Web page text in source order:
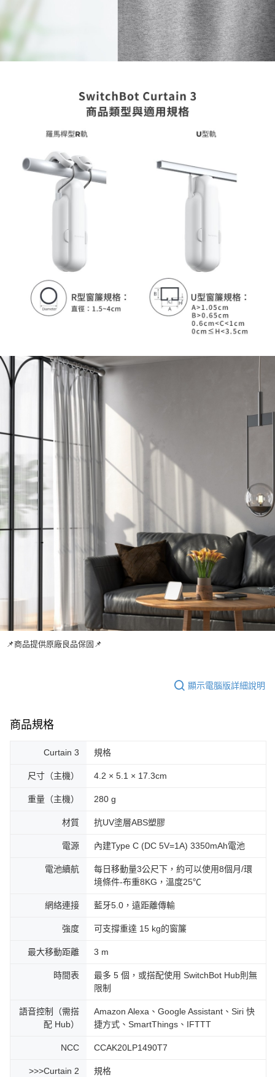
📌商品提供原廠良品保固📌
顯示電腦版詳細說明
商品規格
Curtain 3 規格
尺寸（主機） 4.2 × 5.1 × 17.3cm
重量（主機） 280 g
材質 抗UV塗層ABS塑膠
電源 內建Type C (DC 5V=1A) 3350mAh電池
電池續航
每日移動量3公尺下，約可以使用8個月/環
境條件-布重8KG，溫度25℃
網絡連接 藍牙5.0，遠距離傳輸
強度 可支撐重達 15 kg的窗簾
最大移動距離 3 m
時間表
最多 5 個，或搭配使用 SwitchBot Hub則無
限制
語音控制（需搭
配 Hub）
Amazon Alexa、Google Assistant、Siri 快
捷方式、SmartThings、IFTTT
NCC CCAK20LP1490T7
>>>Curtain 2 規格